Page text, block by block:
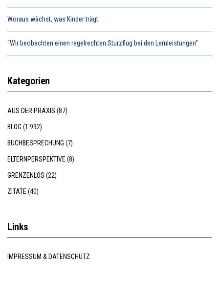
Woraus wächst, was Kinder trägt
“Wir beobachten einen regelrechten Sturzflug bei den Lernleistungen”
Kategorien
AUS DER PRAXIS (87)
BLOG (1.992)
BUCHBESPRECHUNG (7)
ELTERNPERSPEKTIVE(8)
GRENZENLOS (22)
ZITATE(40)
Links
IMPRESSUM & DATENSCHUTZ